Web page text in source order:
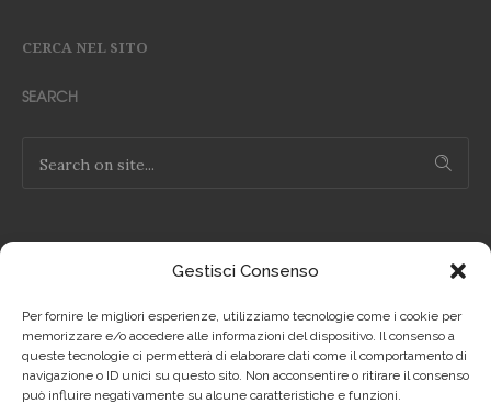
Gestisci Consenso
Per fornire le migliori esperienze, utilizziamo tecnologie come i cookie per
memorizzare e/o accedere alle informazioni del dispositivo. Il consenso a
queste tecnologie ci permetterà di elaborare dati come il comportamento di
navigazione o ID unici su questo sito. Non acconsentire o ritirare il consenso
può influire negativamente su alcune caratteristiche e funzioni.
CERCA NEL SITO
SEARCH
Privacy Policy IT
Privacy Policy EN